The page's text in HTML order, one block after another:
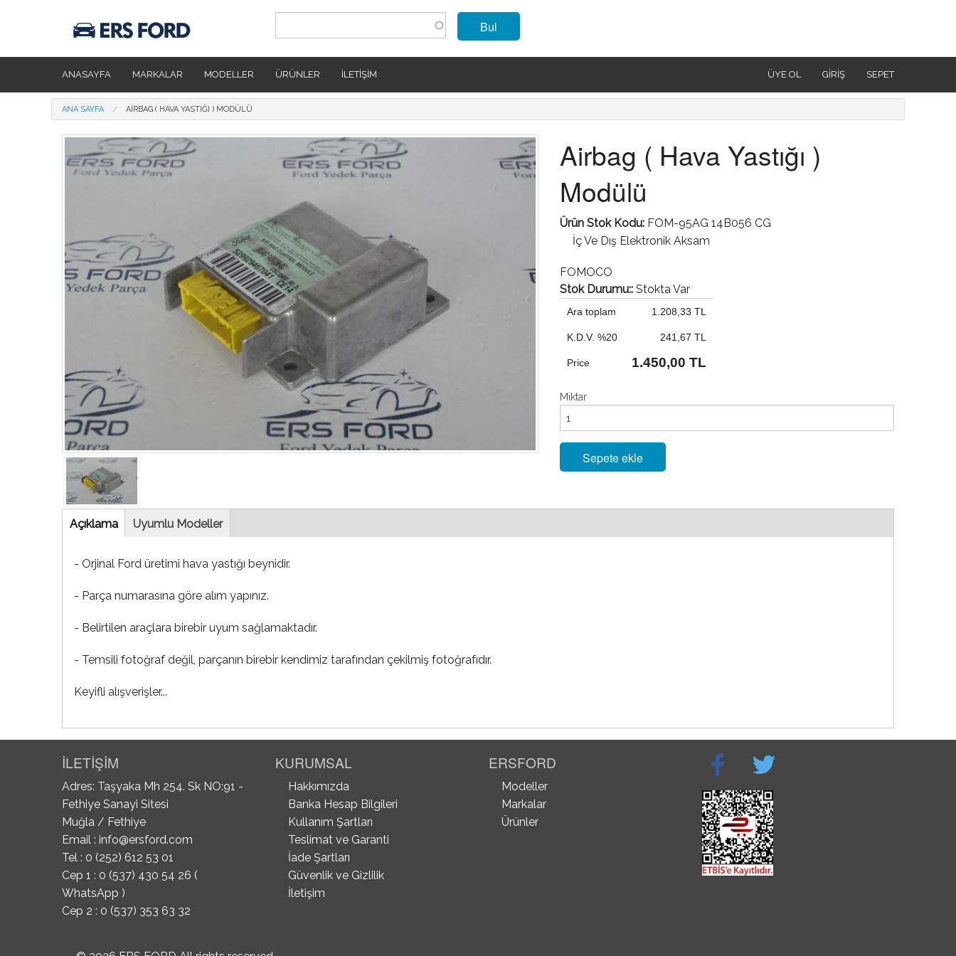
Bul
ANASAYFA MARKALAR MODELLER ÜRÜNLER İLETIŞIM ÜYE OL GIRIŞ SEPET
Buradasınız
ANA SAYFA AIRBAG ( HAVA YASTIĞI ) MODÜLÜ
Airbag ( Hava Yastığı )
Modülü
Ürün Stok Kodu: FOM-95AG 14B056 CG
İç Ve Dış Elektronik Aksam
FOMOCO
Stok Durumu:: Stokta Var
Ara toplam 1.208,33 TL
K.D.V. %20 241,67 TL
Price 1.450,00 TL
Miktar
Sepete ekle
Tab
Açıklama(etkin
sekme)
Uyumlu Modeller
- Orjinal Ford üretimi hava yastığı beynidir.
- Parça numarasına göre alım yapınız.
- Belirtilen araçlara birebir uyum sağlamaktadır.
- Temsili fotoğraf değil, parçanın birebir kendimiz tarafından çekilmiş fotoğrafıdır.
Keyifli alışverişler...
İLETİŞİM
Adres: Taşyaka Mh 254. Sk NO:91 -
Fethiye Sanayi Sitesi
Muğla / Fethiye
Email : info@ersford.com
Tel : 0 (252) 612 53 01
Cep 1 : 0 (537) 430 54 26 (
WhatsApp )
Cep 2 : 0 (537) 353 63 32
KURUMSAL
Hakkımızda
Banka Hesap Bilgileri
Kullanım Şartları
Teslimat ve Garanti
İade Şartları
Güvenlik ve Gizlilik
İletişim
ERSFORD
Modeller
Markalar
Ürünler